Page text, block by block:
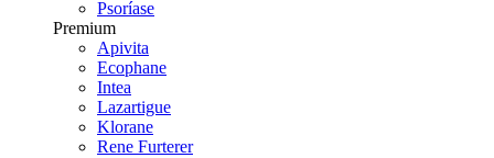
Psoríase
Premium
Apivita
Ecophane
Intea
Lazartigue
Klorane
Rene Furterer